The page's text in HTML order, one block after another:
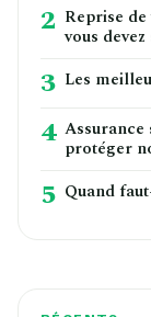
2 Reprise
vous
3 Les
4 Assurance
protéger
5 Quand